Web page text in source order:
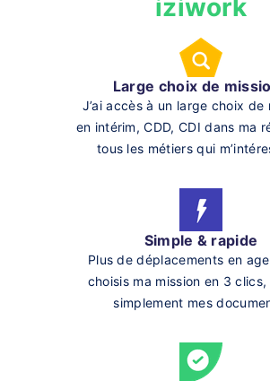
iziwork
Large choix de
J’ai accès à un large choix de
en intérim, CDD, CDI dans ma
tous les métiers qui
Simple & rapide
Plus de déplacements en
choisis ma mission en 3
simplement mes